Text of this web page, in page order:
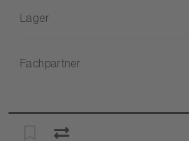
Lager
Fachpartner